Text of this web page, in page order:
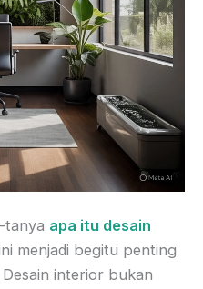
tanya apa itu desain
menjadi begitu penting
interior bukan